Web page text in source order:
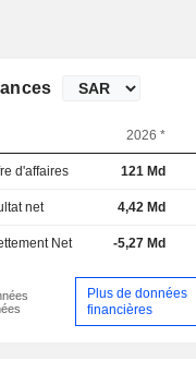
2026 *
d'affaires 121 Md
net 4,42 Md
Net -5,27 Md
Plus de données
financières